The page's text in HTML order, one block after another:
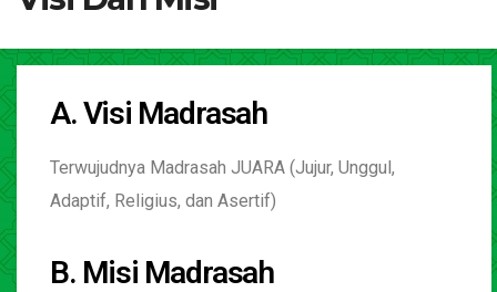
A. Visi Madrasah
Terwujudnya Madrasah JUARA (Jujur, Unggul,
Adaptif, Religius, dan Asertif)
B. Misi Madrasah